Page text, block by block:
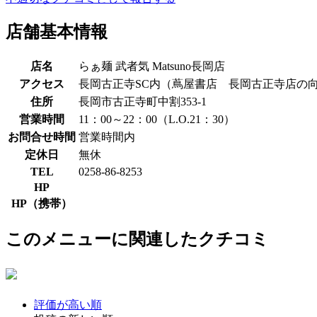
店舗基本情報
店名
らぁ麺 武者気 Matsuno長岡店
アクセス
長岡古正寺SC内（蔦屋書店 長岡古正寺店の
住所
長岡市古正寺町中割353-1
営業時間
11：00～22：00（L.O.21：30）
お問合せ時間 営業時間内
定休日
無休
TEL
0258-86-8253
HP
HP（携帯）
このメニューに関連したクチコミ
評価が高い順